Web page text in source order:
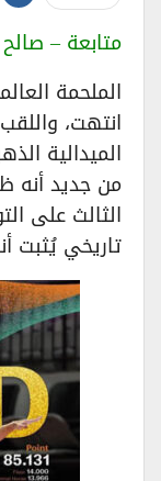
متابعة –
الملحمة
انتهت،
الميدالية
من جديد أنه
الثالث على
تاريخي يُثبت